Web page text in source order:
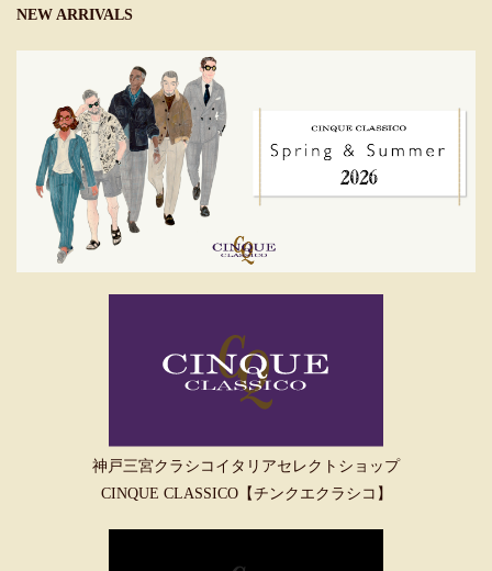
NEW ARRIVALS
神戸三宮クラシコイタリアセレクトショップ
CINQUE CLASSICO【チンクエクラシコ】